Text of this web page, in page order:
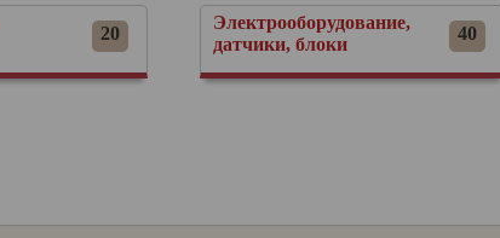
20
Электрооборудование,
датчики, блоки
40